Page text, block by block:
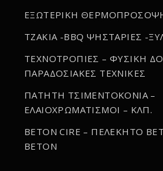
ΕΞΩΤΕΡΙΚΗ
ΤΖΑΚΙΑ -BBQ ΨΗΣΤΑΡΙΕΣ -
ΤΕΧΝΟΤΡΟΠΙΕΣ – ΦΥΣΙΚΗ
ΠΑΡΑΔΟΣΙΑΚΕΣ ΤΕΧΝΙΚΕΣ
ΠΑΤΗΤΗ ΤΣΙΜΕΝΤΟΚΟΝΙΑ –
ΕΛΑΙΟΧΡΩΜΑΤΙΣΜΟΙ – ΚΛΠ.
BETON CIRE – ΠΕΛΕΚΗΤΟ
BETON